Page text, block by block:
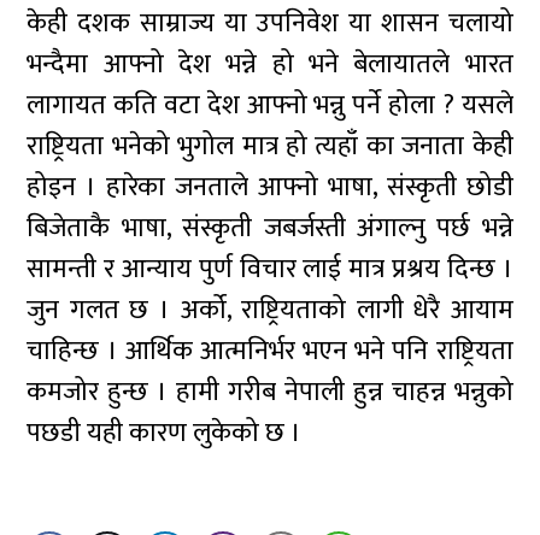
केही दशक साम्राज्य या उपनिवेश या शासन चलायो
भन्दैमा आफ्नो देश भन्ने हो भने बेलायातले भारत
लागायत कति वटा देश आफ्नो भन्नु पर्ने होला ? यसले
राष्ट्रियता भनेको भुगोल मात्र हो त्यहाँ का जनाता केही
होइन । हारेका जनताले आफ्नो भाषा, संस्कृती छोडी
बिजेताकै भाषा, संस्कृती जबर्जस्ती अंगाल्नु पर्छ भन्ने
सामन्ती र आन्याय पुर्ण विचार लाई मात्र प्रश्रय दिन्छ ।
जुन गलत छ । अर्को, राष्ट्रियताको लागी धेरै आयाम
चाहिन्छ । आर्थिक आत्मनिर्भर भएन भने पनि राष्ट्रियता
कमजोर हुन्छ । हामी गरीब नेपाली हुन्न चाहन्न भन्नुको
पछडी यही कारण लुकेको छ ।